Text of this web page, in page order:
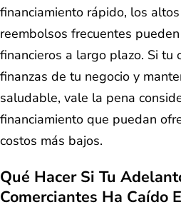
financiamiento rápido, los
reembolsos frecuentes
financieros a largo plazo. Si tu
finanzas de tu negocio y
saludable, vale la pena
financiamiento que puedan
costos más bajos.
Qué Hacer Si Tu
Comerciantes Ha Caído